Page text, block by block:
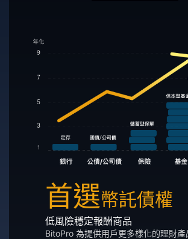
首選幣託債權
低風險穩定報酬商品
BitoPro 為提供用戶更多樣化的理財產